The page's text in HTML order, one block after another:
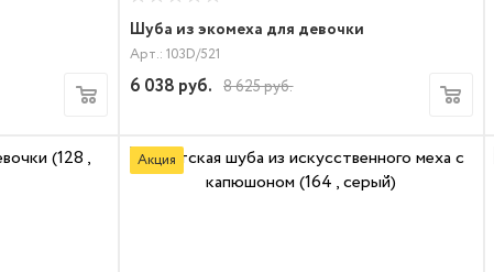
Шуба из экомеха для девочки
Арт.: 103D/521
6 038 руб. 8 625руб.
Акция